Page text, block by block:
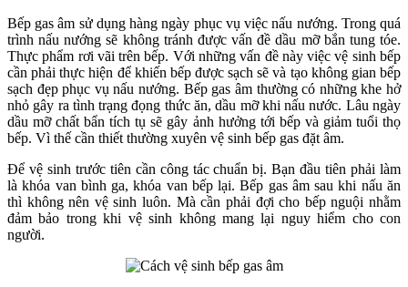
Bếp gas âm sử dụng hàng ngày phục vụ việc nấu nướng. Trong quá
trình nấu nướng sẽ không tránh được vấn đề dầu mỡ bắn tung tóe.
Thực phẩm rơi vãi trên bếp. Với những vấn đề này việc vệ sinh bếp
cần phải thực hiện để khiến bếp được sạch sẽ và tạo không gian bếp
sạch đẹp phục vụ nấu nướng. Bếp gas âm thường có những khe hở
nhỏ gây ra tình trạng đọng thức ăn, dầu mỡ khi nấu nước. Lâu ngày
dầu mỡ chất bẩn tích tụ sẽ gây ảnh hưởng tới bếp và giảm tuổi thọ
bếp. Vì thế cần thiết thường xuyên vệ sinh bếp gas đặt âm.
Để vệ sinh trước tiên cần công tác chuẩn bị. Bạn đầu tiên phải làm
là khóa van bình ga, khóa van bếp lại. Bếp gas âm sau khi nấu ăn
thì không nên vệ sinh luôn. Mà cần phải đợi cho bếp nguội nhằm
đảm bảo trong khi vệ sinh không mang lại nguy hiểm cho con
người.